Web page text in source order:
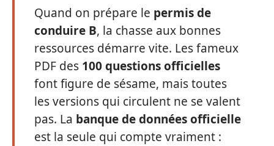
Quand on prépare le permis de
conduire B, la chasse aux bonnes
ressources démarre vite. Les fameux
PDF des 100 questions officielles
font figure de sésame, mais toutes
les versions qui circulent ne se valent
pas. La banque de données officielle
est la seule qui compte vraiment :